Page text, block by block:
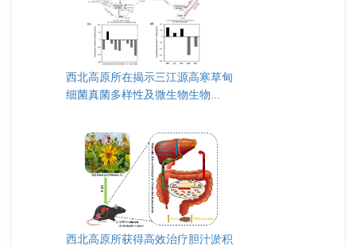
西北高原所在揭示三江源高寒草甸
细菌真菌多样性及微生物生物...
西北高原所获得高效治疗胆汁淤积